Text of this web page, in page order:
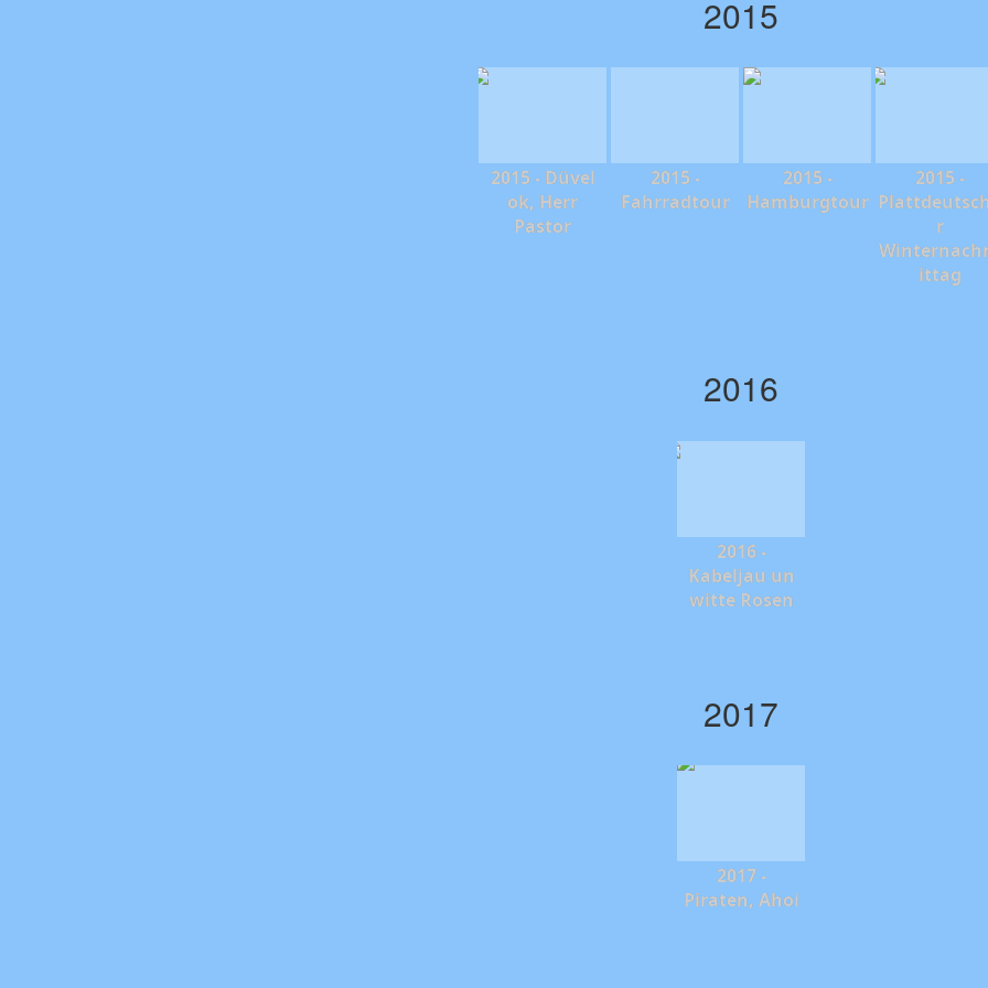
2015
2015 - Düvel
ok, Herr
Pastor
2015 -
Fahrradtour
2015 -
Hamburgtour
2015 -
r
ittag
2016
2016 -
Kabeljau un
witte Rosen
2017
2017 -
Piraten, Ahoi